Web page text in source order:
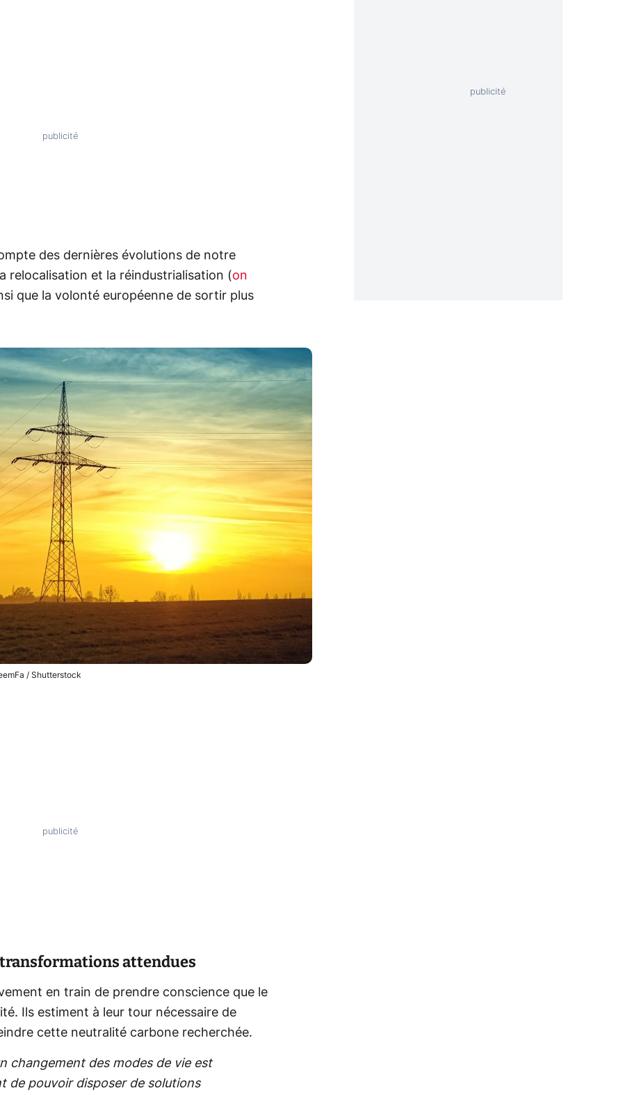
des dernières évolutions de notre
relocalisation et la réindustrialisation (on
que la volonté européenne de sortir plus
/ Shutterstock
transformations attendues
en train de prendre conscience que le
Ils estiment à leur tour nécessaire de
cette neutralité carbone recherchée.
changement des modes de vie est
de pouvoir disposer de solutions